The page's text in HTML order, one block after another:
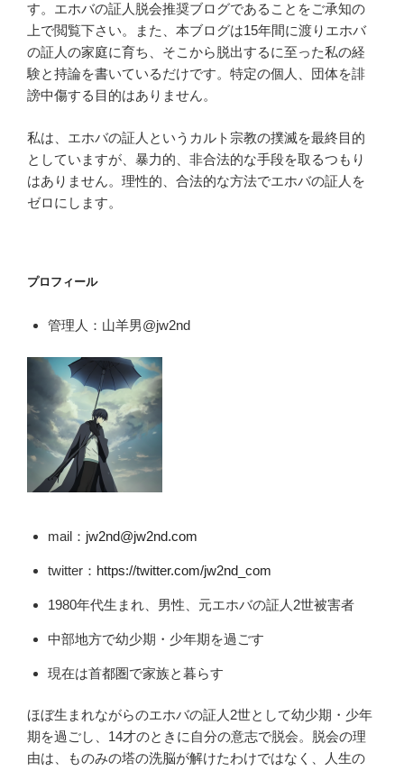
す。エホバの証人脱会推奨ブログであることをご承知の
上で閲覧下さい。また、本ブログは15年間に渡りエホバ
の証人の家庭に育ち、そこから脱出するに至った私の経
験と持論を書いているだけです。特定の個人、団体を誹
謗中傷する目的はありません。
私は、エホバの証人というカルト宗教の撲滅を最終目的
としていますが、暴力的、非合法的な手段を取るつもり
はありません。理性的、合法的な方法でエホバの証人を
ゼロにします。
プロフィール
管理人：山羊男@jw2nd
mail： jw2nd@jw2nd.com
twitter： https://twitter.com/jw2nd_com
1980年代生まれ、男性、元エホバの証人2世被害者
中部地方で幼少期・少年期を過ごす
現在は首都圏で家族と暮らす
ほぼ生まれながらのエホバの証人2世として幼少期・少年
期を過ごし、14才のときに自分の意志で脱会。脱会の理
由は、ものみの塔の洗脳が解けたわけではなく、人生の